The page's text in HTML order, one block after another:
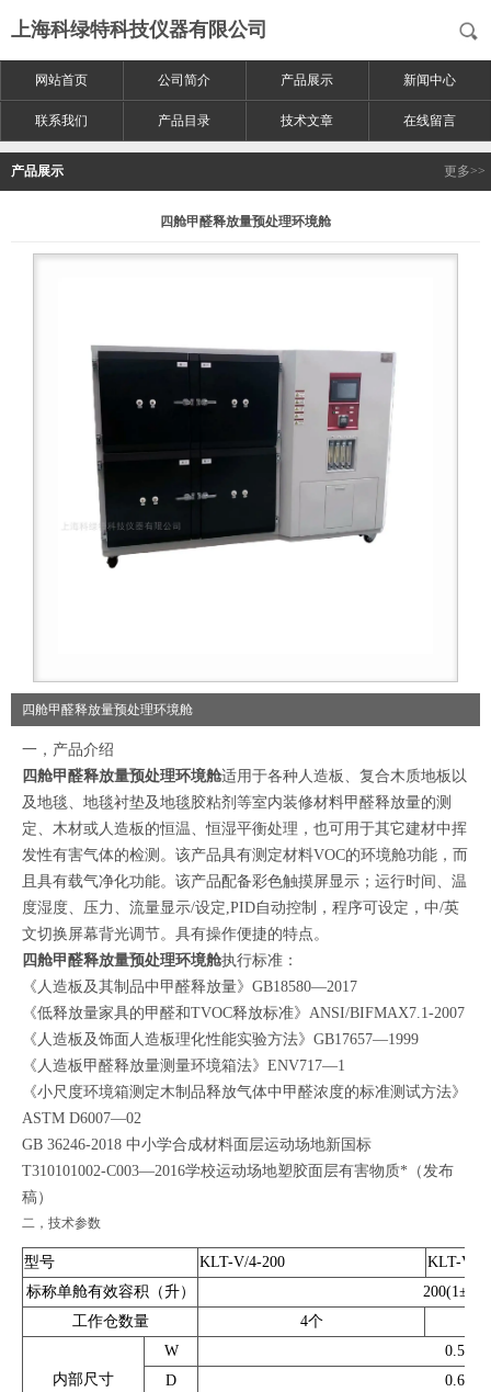
上海科绿特科技仪器有限公司
网站首页 公司简介 产品展示 新闻中心
联系我们 产品目录 技术文章 在线留言
产品展示 更多>>
四舱甲醛释放量预处理环境舱
四舱甲醛释放量预处理环境舱
一，产品介绍
四舱甲醛释放量预处理环境舱适用于各种人造板、复合木质地板以
及地毯、地毯衬垫及地毯胶粘剂等室内装修材料甲醛释放量的测
定、木材或人造板的恒温、恒湿平衡处理，也可用于其它建材中挥
发性有害气体的检测。该产品具有测定材料VOC的环境舱功能，而
且具有载气净化功能。该产品配备彩色触摸屏显示；运行时间、温
度湿度、压力、流量显示/设定,PID自动控制，程序可设定，中/英
文切换屏幕背光调节。具有操作便捷的特点。
四舱甲醛释放量预处理环境舱执行标准：
《人造板及其制品中甲醛释放量》GB18580—2017
《低释放量家具的甲醛和TVOC释放标准》ANSI/BIFMAX7.1-2007
《人造板及饰面人造板理化性能实验方法》GB17657—1999
《人造板甲醛释放量测量环境箱法》ENV717—1
《小尺度环境箱测定木制品释放气体中甲醛浓度的标准测试方法》
ASTM D6007—02
GB 36246-2018 中小学合成材料面层运动场地新国标
T310101002-C003—2016学校运动场地塑胶面层有害物质*（发布
稿）
二，技术参数
型号 KLT-V/4-200 KLT-V/6-
标称单舱有效容积（升）
工作仓数量
4个
内部尺寸
W
0.52
D
0.65